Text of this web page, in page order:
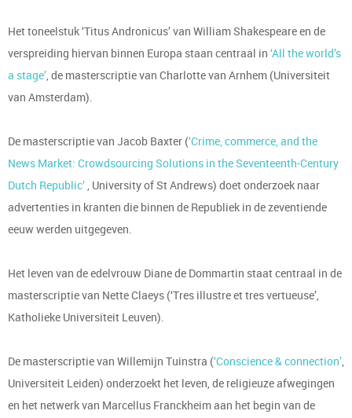
Het toneelstuk ‘Titus Andronicus’ van William Shakespeare en de
verspreiding hiervan binnen Europa staan centraal in ‘All the world’s
a stage’, de masterscriptie van Charlotte van Arnhem (Universiteit
van Amsterdam).
De masterscriptie van Jacob Baxter (‘Crime, commerce, and the
News Market: Crowdsourcing Solutions in the Seventeenth-Century
Dutch Republic’, University of St Andrews) doet onderzoek naar
advertenties in kranten die binnen de Republiek in de zeventiende
eeuw werden uitgegeven.
Het leven van de edelvrouw Diane de Dommartin staat centraal in de
masterscriptie van Nette Claeys (‘Tres illustre et tres vertueuse’,
Katholieke Universiteit Leuven).
De masterscriptie van Willemijn Tuinstra (‘Conscience & connection’,
Universiteit Leiden) onderzoekt het leven, de religieuze afwegingen
en het netwerk van Marcellus Franckheim aan het begin van de